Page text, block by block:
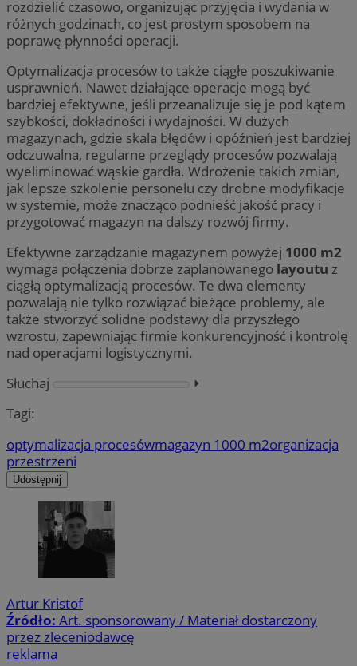
rozdzielić czasowo, organizując przyjęcia i wydania w
różnych godzinach, co jest prostym sposobem na
poprawę płynności operacji.
Optymalizacja procesów to także ciągłe poszukiwanie
usprawnień. Nawet działające operacje mogą być
bardziej efektywne, jeśli przeanalizuje się je pod kątem
szybkości, dokładności i wydajności. W dużych
magazynach, gdzie skala błędów i opóźnień jest bardziej
odczuwalna, regularne przeglądy procesów pozwalają
wyeliminować wąskie gardła. Wdrożenie takich zmian,
jak lepsze szkolenie personelu czy drobne modyfikacje
w systemie, może znacząco podnieść jakość pracy i
przygotować magazyn na dalszy rozwój firmy.
Efektywne zarządzanie magazynem powyżej 1000 m2
wymaga połączenia dobrze zaplanowanego layoutu z
ciągłą optymalizacją procesów. Te dwa elementy
pozwalają nie tylko rozwiązać bieżące problemy, ale
także stworzyć solidne podstawy dla przyszłego
wzrostu, zapewniając firmie konkurencyjność i kontrolę
nad operacjami logistycznymi.
Słuchaj
⏵︎
Tagi:
optymalizacja procesówmagazyn 1000 m2organizacja
przestrzeni
Udostępnij
Artur Kristof
Źródło: Art. sponsorowany / Materiał dostarczony
przez zleceniodawcę
reklama